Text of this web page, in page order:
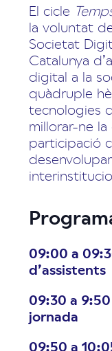
El cicle
la voluntat
Societat
Catalunya
digital a la
quàdruple
tecnologies
millorar-ne
participació
09:00 a
d’assistents
09:30 a
jornada
09:50 a